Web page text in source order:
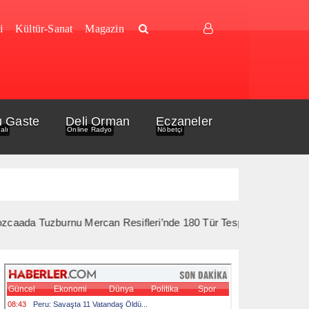
Kültür-Sanat Magazin
Gaste Deli Orman
Online Radyo
Eczaneler
Nöbetçi
Mercan Resifleri’nde 180 Tür Tespit Edildi *** 10